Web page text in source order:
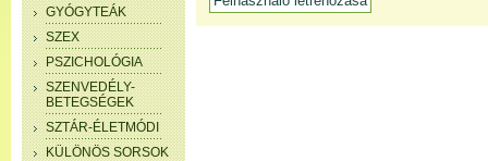
GYÓGYTEÁK
SZEX
PSZICHOLÓGIA
SZENVEDÉLY-
BETEGSÉGEK
SZTÁR-ÉLETMÓDI
KÜLÖNÖS SORSOK